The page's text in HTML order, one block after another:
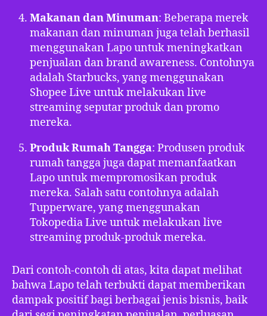
Makanan dan Minuman: Beberapa merek
makanan dan minuman juga telah berhasil
menggunakan Lapo untuk meningkatkan
penjualan dan brand awareness. Contohnya
adalah Starbucks, yang menggunakan
Shopee Live untuk melakukan live
streaming seputar produk dan promo
mereka.
Produk Rumah Tangga: Produsen produk
rumah tangga juga dapat memanfaatkan
Lapo untuk mempromosikan produk
mereka. Salah satu contohnya adalah
Tupperware, yang menggunakan
Tokopedia Live untuk melakukan live
streaming produk-produk mereka.
Dari contoh-contoh di atas, kita dapat melihat
bahwa Lapo telah terbukti dapat memberikan
dampak positif bagi berbagai jenis bisnis, baik